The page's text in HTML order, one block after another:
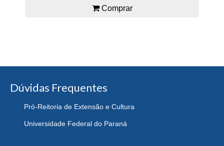
Comprar
Dúvidas Frequentes
Pró-Reitoria de Extensão e Cultura
Universidade Federal do Paraná